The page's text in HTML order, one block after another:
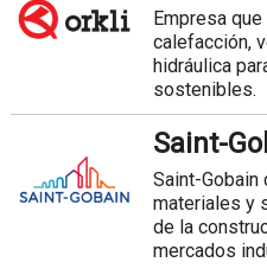
Empresa
calefacción,
hidráulica
sostenibles.
Saint-
Saint-
materiales y
de la
mercados